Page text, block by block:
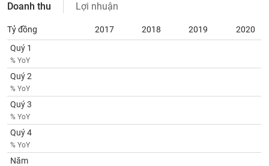
Doanh thu Lợi nhuận
Tỷ đồng 2017 2018 2019
2020
Quý 1
% YoY
Quý 2
% YoY
Quý 3
% YoY
Quý 4
% YoY
Năm
tư
Truyền
thông
tài
chính
Dữ